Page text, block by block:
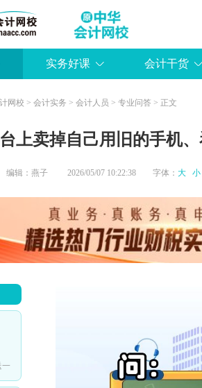
实务好课 会计干货
网校 > 会计实务 > 会计人员 > 专业问答 > 正文
上卖掉自己用旧的手机
编辑：燕子 2026/05/07 10:22:38 字体： 大 小
一